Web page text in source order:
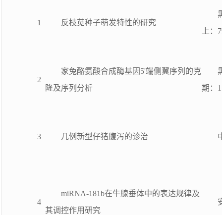
1 反枝苋种子萌发特性的研究
上：
2
家兔酪氨酸合成酶基因5'端侧翼序列的克
隆及序列分析
期：
3 几例新型仔猪腹泻的诊治
4
miRNA-181b在牛腺垂体中的表达规律及
其调控作用研究